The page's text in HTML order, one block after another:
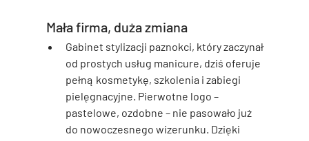
Mała firma, duża zmiana
Gabinet stylizacji paznokci, który zaczynał
od prostych usług manicure, dziś oferuje
pełną kosmetykę, szkolenia i zabiegi
pielęgnacyjne. Pierwotne logo –
pastelowe, ozdobne – nie pasowało już
do nowoczesnego wizerunku. Dzięki